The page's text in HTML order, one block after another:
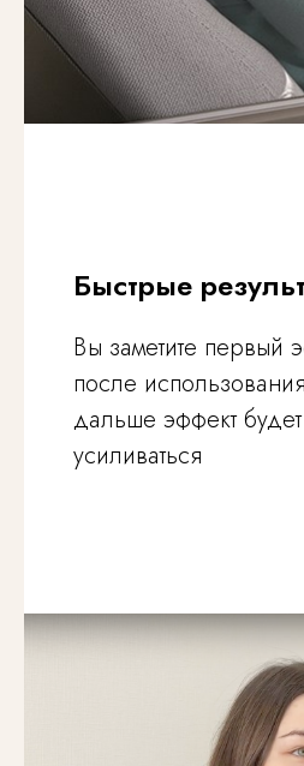
Быстрые
Вы заметите первый
после
дальше эффект будет
усиливаться